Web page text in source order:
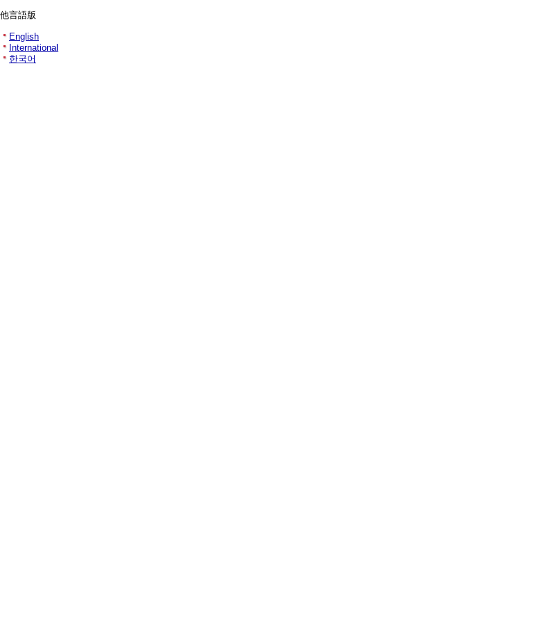
他言語版
English
International
한국어